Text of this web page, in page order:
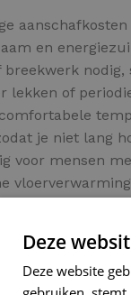
en
breekwerk
lekken of
je niet lang
voor mensen
vandaag nog
Onder
biedt een
Deze
Deze website